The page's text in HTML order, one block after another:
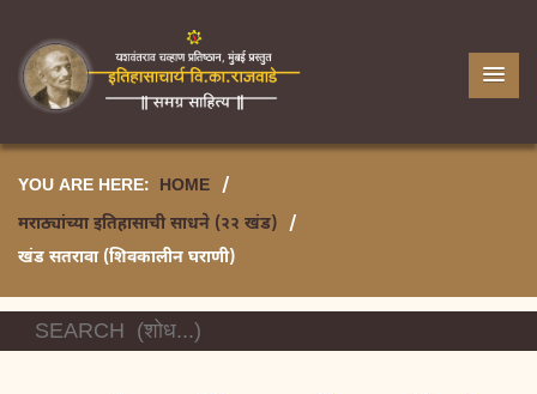
YOU ARE HERE: HOME /
मराठ्यांच्या इतिहासाची साधने (२२ खंड) /
खंड सतरावा (शिवकालीन घराणी)